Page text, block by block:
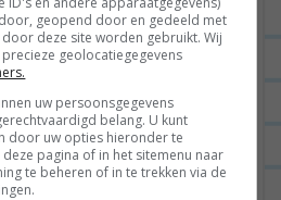
geopend door en gedeeld met
deze site worden gebruikt. Wij
geolocatiegegevens
uw persoonsgegevens
belang. U kunt
door uw opties hieronder te
pagina of in het sitemenu naar
te beheren of in te trekken via de